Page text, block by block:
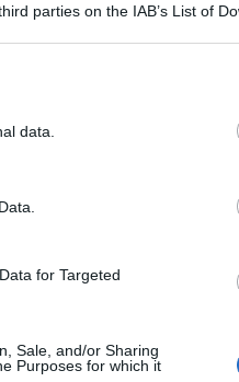
parties on the IAB’s List of
usage behaviour. You may click
use your data for below specified
data.
for Targeted
Sale, and/or Sharing
Purposes for which it
della balena”, è
la costa,
sull’orlo
gli ignoranti e gli
ecologiche